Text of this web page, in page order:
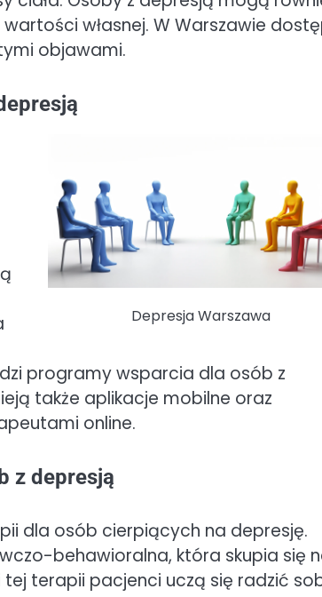
własnej. W Warszawie
objawami.
Depresja Warszawa
programy wsparcia dla osób z
także aplikacje mobilne oraz
online.
z depresją
dla osób cierpiących na depresję.
behawioralna, która skupia się
terapii pacjenci uczą się radzić